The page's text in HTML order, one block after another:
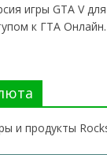
игры GTA V
к ГТА
и продукты